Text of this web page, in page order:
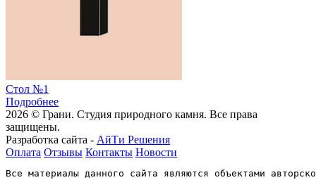
Стол №1
Подробнее
2026 © Грани. Студия природного камня. Все права
защищены.
Разработка сайта - АйТи Решения
Оплата Отзывы Контакты Новости
Все материалы данного сайта являются объектами